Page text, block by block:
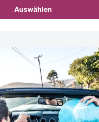
Auswählen